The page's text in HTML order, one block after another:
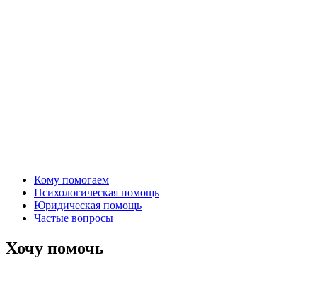
Кому помогаем
Психологическая помощь
Юридическая помощь
Частые вопросы
Хочу помочь